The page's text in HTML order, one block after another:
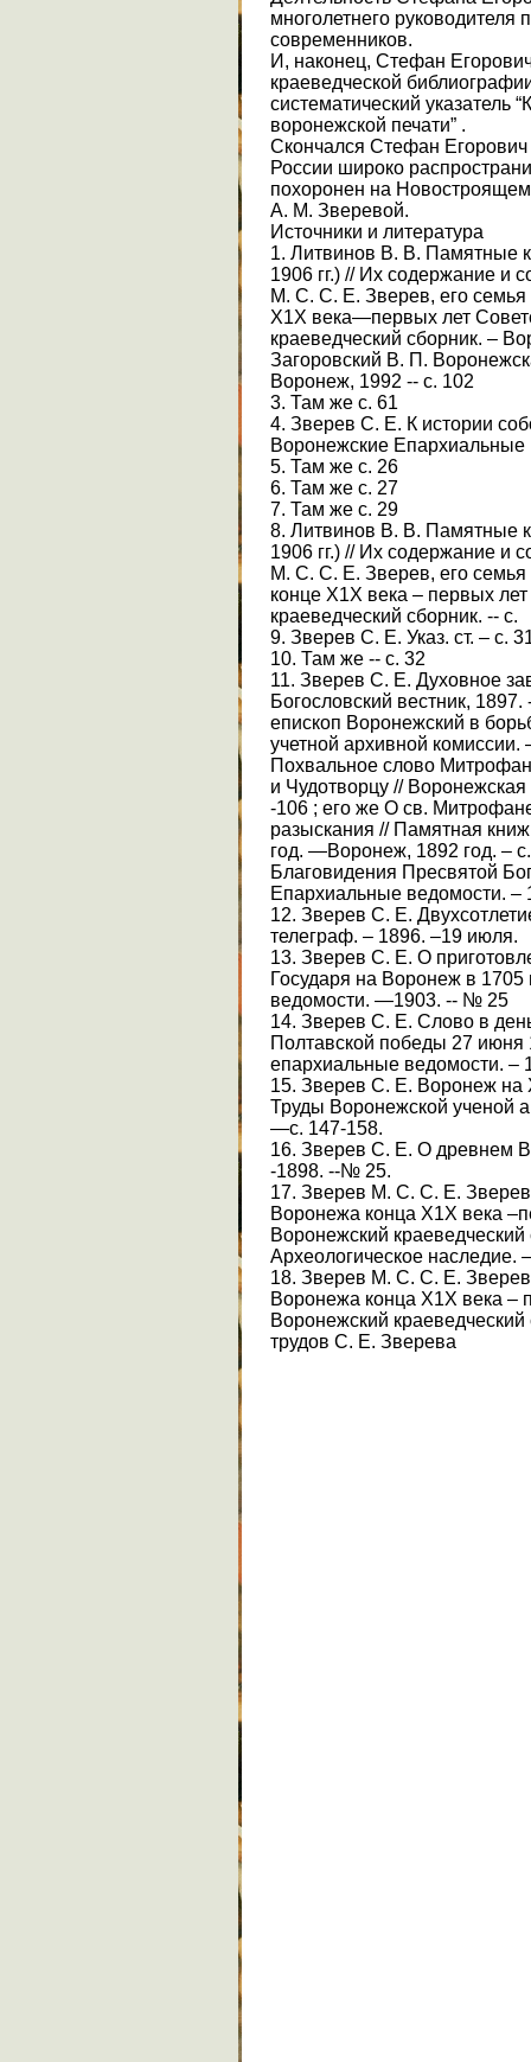
многолетнего руководителя
современников.
И, наконец, Стефан
краеведческой
систематический указатель
воронежской печати” .
Скончался Стефан Егорович
России широко
похоронен на
А. М. Зверевой.
Источники и литература
1. Литвинов В. В. Памятные
1906 гг.) // Их содержание и
М. С. С. Е. Зверев, его семья
Х1Х века—первых лет
краеведческий сборник. –
Загоровский В. П.
Воронеж, 1992 -- с. 102
3. Там же с. 61
4. Зверев С. Е. К истории
Воронежские Епархиальные
5. Там же с. 26
6. Там же с. 27
7. Там же с. 29
8. Литвинов В. В. Памятные
1906 гг.) // Их содержание и
М. С. С. Е. Зверев, его семья
конце Х1Х века – первых
краеведческий сборник. -- с.
9. Зверев С. Е. Указ. ст. – с.
10. Там же -- с. 32
11. Зверев С. Е. Духовное
Богословский вестник,
епископ Воронежский в
учетной архивной
Похвальное слово
и Чудотворцу //
-106 ; его же О св.
разыскания // Памятная
год. —Воронеж, 1892 год. –
Благовидения Пресвятой
Епархиальные ведомости.
12. Зверев С. Е.
телеграф. – 1896. –19 июля.
13. Зверев С. Е. О
Государя на Воронеж в 1705
ведомости. —1903. -- № 25
14. Зверев С. Е. Слово в
Полтавской победы 27
епархиальные ведомости. –
15. Зверев С. Е. Воронеж на
Труды Воронежской ученой
—с. 147-158.
16. Зверев С. Е. О древнем
-1898. --№ 25.
17. Зверев М. С. С. Е.
Воронежа конца Х1Х века
Воронежский
Археологическое
18. Зверев М. С. С. Е.
Воронежа конца Х1Х века –
Воронежский
трудов С. Е. Зверева